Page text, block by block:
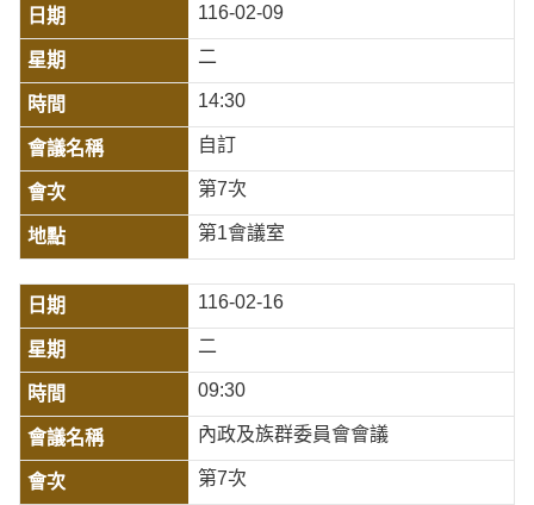
116-02-09
二
14:30
自訂
第7次
第1會議室
116-02-16
二
09:30
內政及族群委員會會議
第7次